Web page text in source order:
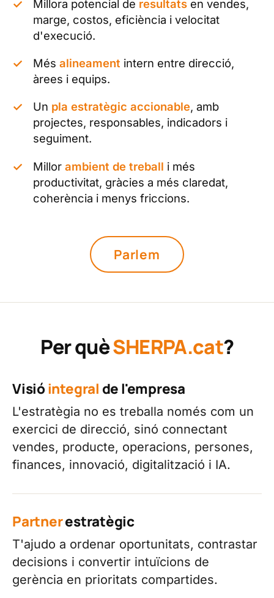
Millora potencial de resultatsen vendes,
marge, costos, eficiència i velocitat
d'execució.
Més alineament intern entre direcció,
àrees i equips.
Un pla estratègic accionable, amb
projectes, responsables, indicadors i
seguiment.
Millor ambient de treball i més
productivitat, gràcies a més claredat,
coherència i menys friccions.
Parlem
Per quèSHERPA.cat?
Visióintegral de l'empresa
L'estratègia no es treballa només com un
exercici de direcció, sinó connectant
vendes, producte, operacions, persones,
finances, innovació, digitalització i IA.
Partnerestratègic
T'ajudo a ordenar oportunitats, contrastar
decisions i convertir intuïcions de
gerència en prioritats compartides.